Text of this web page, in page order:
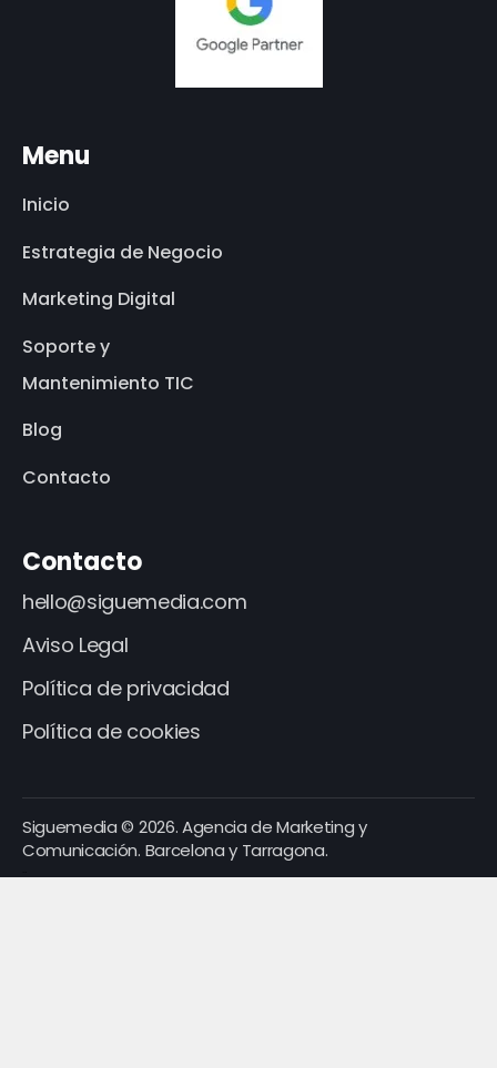
Menu
Inicio
Estrategia de Negocio
Marketing Digital
Soporte y
Mantenimiento TIC
Blog
Contacto
Contacto
hello@siguemedia.com
Aviso Legal
Política de privacidad
Política de cookies
Siguemedia © 2026. Agencia de Marketing y
Comunicación. Barcelona y Tarragona.